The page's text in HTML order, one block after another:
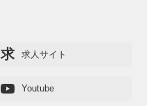
求 求人サイト
Youtube